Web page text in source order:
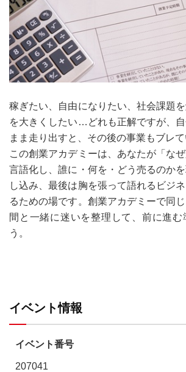
稼ぎたい、自由になりたい、社会課題
を大きくしたい…どれも正解ですが、
まま走り出すと、その後の事業もブレて
この創業アカデミーは、あなたが「な
言語化し、誰に・何を・どう売るのか
し込み、最後は胸を張って語れるビジ
るための場です。創業アカデミーで同
間と一緒に迷いを整理して、前に進む
う。
イベント情報
イベント番号
207041